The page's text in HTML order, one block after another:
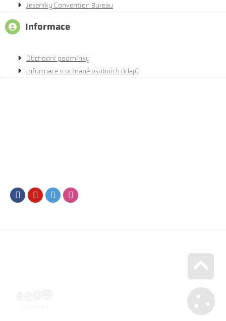
Jeseníky Convention Bureau
Informace
Obchodní podmínky
Informace o ochraně osobních údajů
FacebookYoutubeTwitter
Go